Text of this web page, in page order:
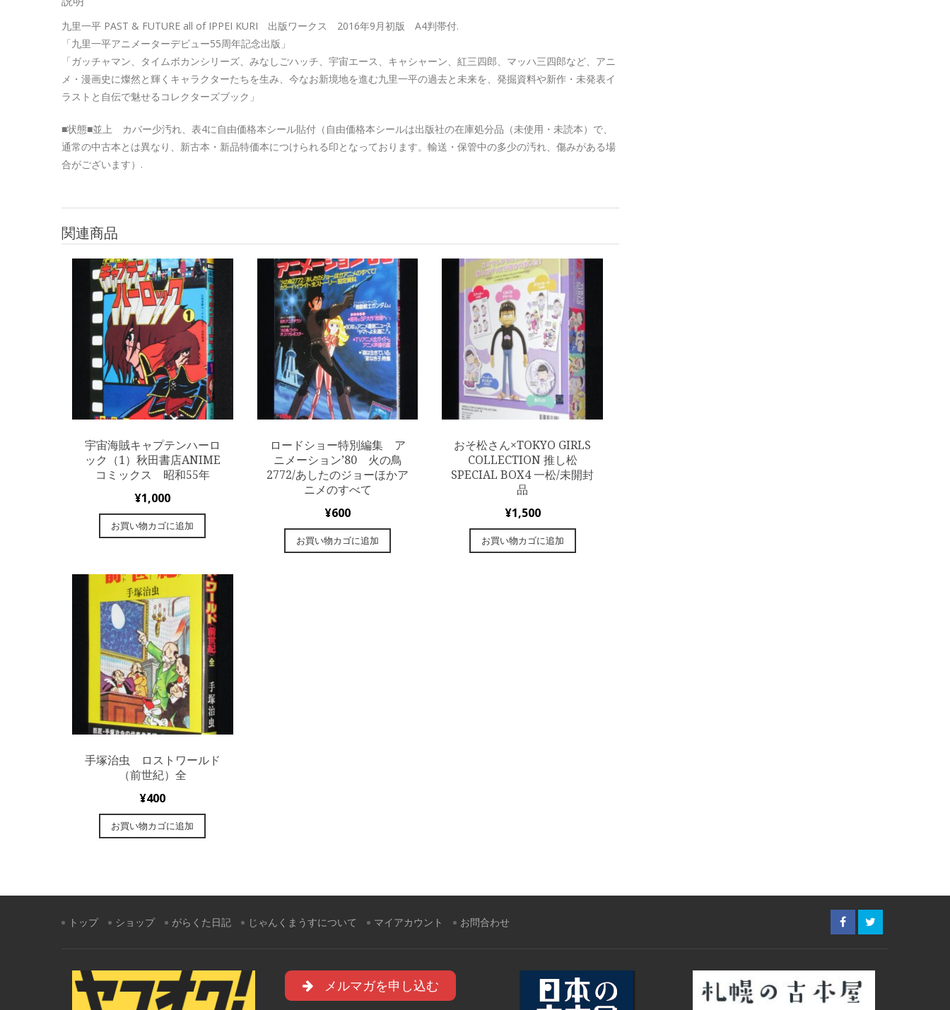
九里一平 PAST & FUTURE all of IPPEI KURI 出版ワークス 2016年9月初版 A4判帯付.
「九里一平アニメーターデビュー55周年記念出版」
「ガッチャマン、タイムボカンシリーズ、みなしごハッチ、宇宙エース、キャシャーン、紅三四郎、マッハ三四郎など、アニ
メ・漫画史に燦然と輝くキャラクターたちを生み、今なお新境地を進む九里一平の過去と未来を、発掘資料や新作・未発表イ
ラストと自伝で魅せるコレクターズブック」
■状態■並上 カバー少汚れ、表4に自由価格本シール貼付（自由価格本シールは出版社の在庫処分品（未使用・未読本）で、
通常の中古本とは異なり、新古本・新品特価本につけられる印となっております。輸送・保管中の多少の汚れ、傷みがある場
合がございます）.
関連商品
宇宙海賊キャプテンハーロ
ック（1）秋田書店ANIME
コミックス 昭和55年
¥1,000
お買い物カゴに追加
ロードショー特別編集 ア
ニメーション’80 火の鳥
2772/あしたのジョーほかア
ニメのすべて
¥600
お買い物カゴに追加
おそ松さん×TOKYO GIRLS
COLLECTION 推し松
SPECIAL BOX4 一松/未開封
品
¥1,500
お買い物カゴに追加
手塚治虫 ロストワールド
（前世紀）全
¥400
お買い物カゴに追加
トップ ショップ がらくた日記 じゃんくまうすについて マイアカウント お問合わせ
メルマガを申し込む